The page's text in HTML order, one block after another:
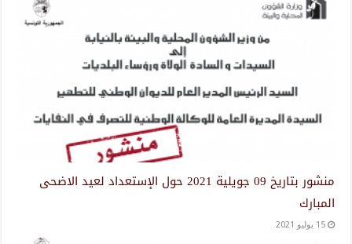
منشور بتاريخ 09 جويلية 2021 حول الإستعداد لعيد الاضحى
المبارك
15 يوليو 2021